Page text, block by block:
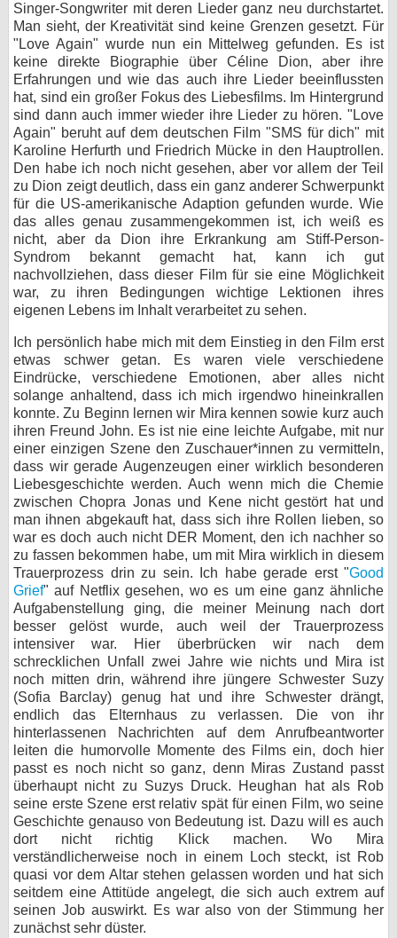
Singer-Songwriter mit deren Lieder ganz neu durchstartet.
Man sieht, der Kreativität sind keine Grenzen gesetzt. Für
"Love Again" wurde nun ein Mittelweg gefunden. Es ist
keine direkte Biographie über Céline Dion, aber ihre
Erfahrungen und wie das auch ihre Lieder beeinflussten
hat, sind ein großer Fokus des Liebesfilms. Im Hintergrund
sind dann auch immer wieder ihre Lieder zu hören. "Love
Again" beruht auf dem deutschen Film "SMS für dich" mit
Karoline Herfurth und Friedrich Mücke in den Hauptrollen.
Den habe ich noch nicht gesehen, aber vor allem der Teil
zu Dion zeigt deutlich, dass ein ganz anderer Schwerpunkt
für die US-amerikanische Adaption gefunden wurde. Wie
das alles genau zusammengekommen ist, ich weiß es
nicht, aber da Dion ihre Erkrankung am Stiff-Person-
Syndrom bekannt gemacht hat, kann ich gut
nachvollziehen, dass dieser Film für sie eine Möglichkeit
war, zu ihren Bedingungen wichtige Lektionen ihres
eigenen Lebens im Inhalt verarbeitet zu sehen.
Ich persönlich habe mich mit dem Einstieg in den Film erst
etwas schwer getan. Es waren viele verschiedene
Eindrücke, verschiedene Emotionen, aber alles nicht
solange anhaltend, dass ich mich irgendwo hineinkrallen
konnte. Zu Beginn lernen wir Mira kennen sowie kurz auch
ihren Freund John. Es ist nie eine leichte Aufgabe, mit nur
einer einzigen Szene den Zuschauer*innen zu vermitteln,
dass wir gerade Augenzeugen einer wirklich besonderen
Liebesgeschichte werden. Auch wenn mich die Chemie
zwischen Chopra Jonas und Kene nicht gestört hat und
man ihnen abgekauft hat, dass sich ihre Rollen lieben, so
war es doch auch nicht DER Moment, den ich nachher so
zu fassen bekommen habe, um mit Mira wirklich in diesem
Trauerprozess drin zu sein. Ich habe gerade erst "Good
Grief" auf Netflix gesehen, wo es um eine ganz ähnliche
Aufgabenstellung ging, die meiner Meinung nach dort
besser gelöst wurde, auch weil der Trauerprozess
intensiver war. Hier überbrücken wir nach dem
schrecklichen Unfall zwei Jahre wie nichts und Mira ist
noch mitten drin, während ihre jüngere Schwester Suzy
(Sofia Barclay) genug hat und ihre Schwester drängt,
endlich das Elternhaus zu verlassen. Die von ihr
hinterlassenen Nachrichten auf dem Anrufbeantworter
leiten die humorvolle Momente des Films ein, doch hier
passt es noch nicht so ganz, denn Miras Zustand passt
überhaupt nicht zu Suzys Druck. Heughan hat als Rob
seine erste Szene erst relativ spät für einen Film, wo seine
Geschichte genauso von Bedeutung ist. Dazu will es auch
dort nicht richtig Klick machen. Wo Mira
verständlicherweise noch in einem Loch steckt, ist Rob
quasi vor dem Altar stehen gelassen worden und hat sich
seitdem eine Attitüde angelegt, die sich auch extrem auf
seinen Job auswirkt. Es war also von der Stimmung her
zunächst sehr düster.